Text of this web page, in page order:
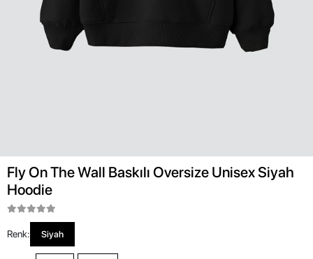
Fly On The Wall Baskılı Oversize Unisex Siyah
Hoodie
Renk: Siyah